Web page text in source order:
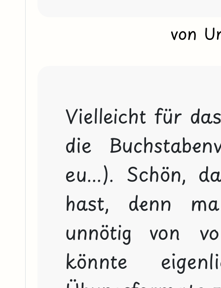
von
Vielleicht für
die
eu...). Schön,
hast, denn
unnötig von
könnte